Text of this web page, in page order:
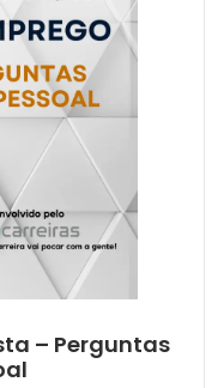
– Perguntas